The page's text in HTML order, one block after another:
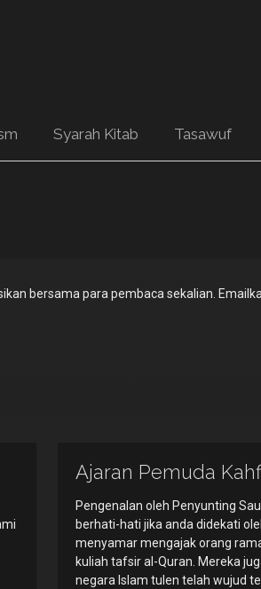
Syarah Kitab Tasawuf
bersama para pembaca sekalian.
Ajaran Pemuda
Pengenalan oleh Penyunting
berhati-hati jika anda didekati
menyamar mengajak orang
kuliah tafsir al-Quran. Mereka
negara Islam tulen telah wujud